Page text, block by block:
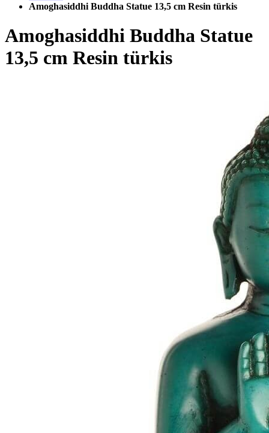
Amoghasiddhi Buddha Statue 13,5 cm Resin türkis
Amoghasiddhi Buddha Statue
13,5 cm Resin türkis